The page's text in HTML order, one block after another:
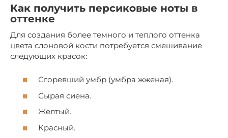
Как получить персиковые ноты в
оттенке
Для создания более темного и теплого оттенка
цвета слоновой кости потребуется смешивание
следующих красок:
Сгоревший умбр (умбра жженая).
Сырая сиена.
Желтый.
Красный.